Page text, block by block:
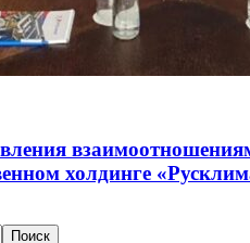
холдинге
Поиск